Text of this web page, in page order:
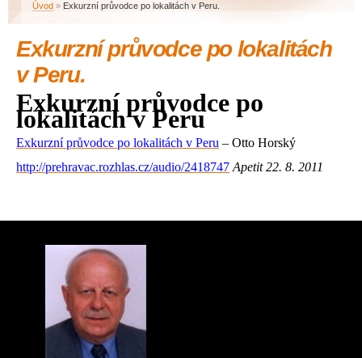
Úvod » Exkurzní průvodce po lokalitách v Peru.
Exkurzní průvodce po lokalitách
v Peru.
Exkurzní průvodce po
lokalitách v Peru
Exkurzní průvodce po lokalitách v Peru – Otto Horský
http://prehravac.rozhlas.cz/audio/2418747 Apetit 22. 8. 2011